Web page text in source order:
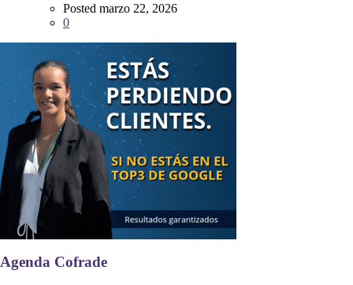
Posted marzo 22, 2026
0
Agenda Cofrade